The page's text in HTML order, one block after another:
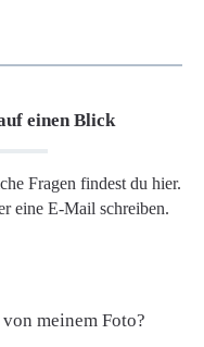
einen Blick
Fragen findest du hier.
eine E-Mail schreiben.
meinem Foto?